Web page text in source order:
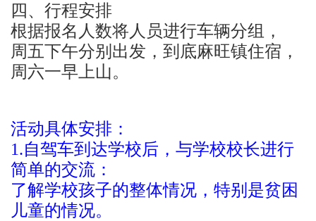
四、行程安排
根据报名人数将人员进行车辆分组，
周五下午分别出发，到底麻旺镇住宿，
周六一早上山。
活动具体安排：
1.自驾车到达学校后，与学校校长进行
简单的交流：
了解学校孩子的整体情况，特别是贫困
儿童的情况。